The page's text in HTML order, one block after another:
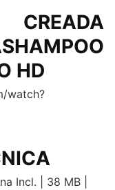
CREADA
HD
watch?
Incl. | 38 MB |